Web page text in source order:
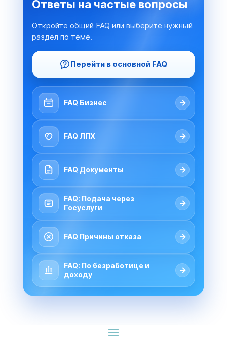
Ответы на частые вопросы
Откройте общий FAQ или выберите нужный
раздел по теме.
Перейти в основной FAQ
FAQ Бизнес →
FAQ ЛПХ →
FAQ Документы →
FAQ: Подача через
Госуслуги
→
FAQ Причины отказа →
FAQ: По безработице и
доходу
→